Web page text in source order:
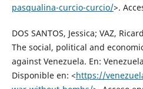
pasqualina-curcio-curcio/>.
DOS SANTOS, Jessica; VAZ,
The social, political and
against Venezuela. En:
Disponible en: <https://